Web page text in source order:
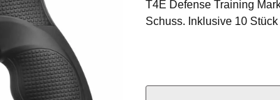
T4E Defense Training
Schuss. Inklusive 10